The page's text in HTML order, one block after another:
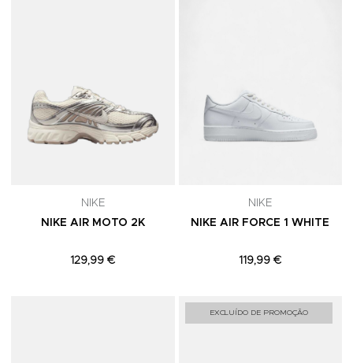
NIKE
NIKE AIR MOTO 2K
129,99 €
NIKE
NIKE AIR FORCE 1 WHITE
119,99 €
Adicionar aos Favoritos
EXCLUÍDO DE PROMOÇÃO